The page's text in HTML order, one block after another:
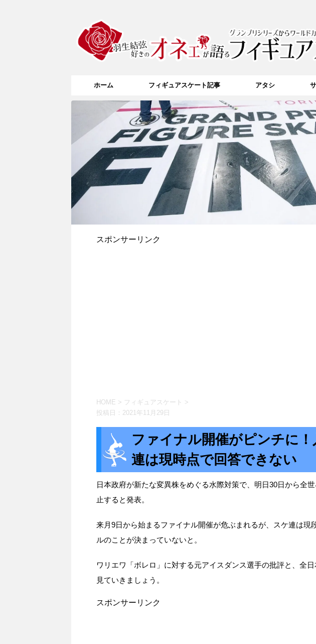
ホーム フィギュアスケート記事 アタシ
スポンサーリンク
HOME > フィギュアスケート
>
投稿日： 2021年11月29日
ファイナル開催がピンチに
連は現時点で回答できない
日本政府が新たな変異株をめぐる水際対策で、明日30日から全
止すると発表。
来月9日から始まるファイナル開催が危ぶまれるが、スケ連は現
ルのことが決まっていないと。
ワリエワ「ボレロ」に対する元アイスダンス選手の批評と、全
見ていきましょう。
スポンサーリンク